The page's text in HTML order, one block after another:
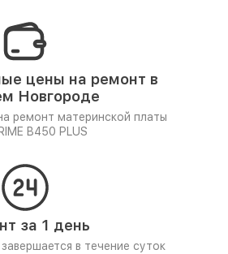
цены на ремонт в
Новгороде
ремонт материнской платы
B450 PLUS
за 1 день
в течение суток